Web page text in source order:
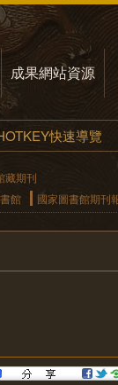
成果網站資源
快速導覽
藏期刊
館 國家圖書館期刊